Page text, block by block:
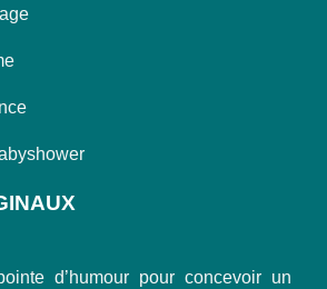
d’humour pour concevoir un